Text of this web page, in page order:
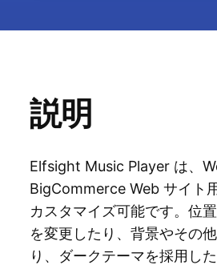
説明
Elfsight Music Player は、
BigCommerce Web サイト
カスタマイズ可能です。位
を変更したり、背景やその
り、ダークテーマを採用し